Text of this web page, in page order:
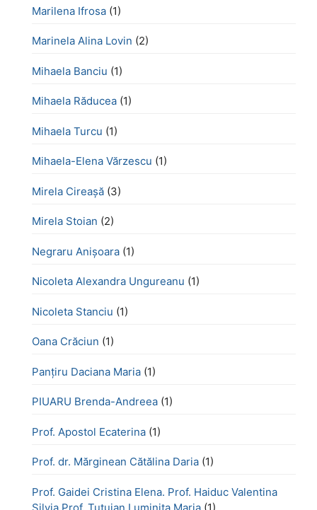
Marilena Ifrosa (1)
Marinela Alina Lovin (2)
Mihaela Banciu (1)
Mihaela Răducea (1)
Mihaela Turcu (1)
Mihaela-Elena Vărzescu (1)
Mirela Cireașă (3)
Mirela Stoian (2)
Negraru Anișoara (1)
Nicoleta Alexandra Ungureanu (1)
Nicoleta Stanciu (1)
Oana Crăciun (1)
Panțiru Daciana Maria (1)
PIUARU Brenda-Andreea (1)
Prof. Apostol Ecaterina (1)
Prof. dr. Mărginean Cătălina Daria (1)
Prof. Gaidei Cristina Elena. Prof. Haiduc Valentina
Silvia Prof. Tutuian Luminița Maria (1)